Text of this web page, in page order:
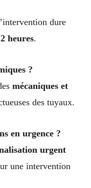
dure
heures.
?
mécaniques et
des tuyaux.
en urgence ?
urgent
une intervention